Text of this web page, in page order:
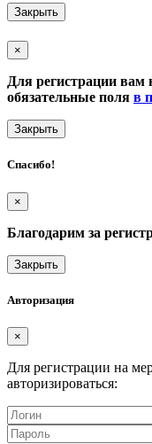
Закрыть
×
Для регистрации вам
обязательные поля в
Закрыть
Спасибо!
×
Благодарим за
Закрыть
Авторизация
×
Для регистрации на
авторизироваться: